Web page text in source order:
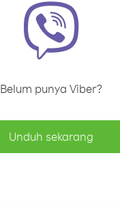
Belum punya Viber?
Unduh sekarang